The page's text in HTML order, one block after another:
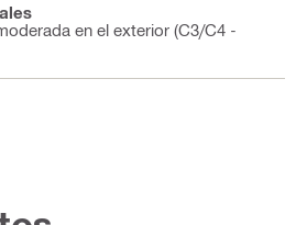
en el exterior (C3/C4 -